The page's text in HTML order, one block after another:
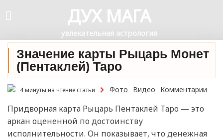
ДУХ МАГА
увлекательная астрология
Значение карты Рыцарь Монет
(Пентаклей) Таро
4 минуты на чтение статьи Фото Видео Комментарии
Придворная карта Рыцарь Пентаклей Таро — это
аркан оцененной по достоинству
исполнительности. Он показывает, что денежная